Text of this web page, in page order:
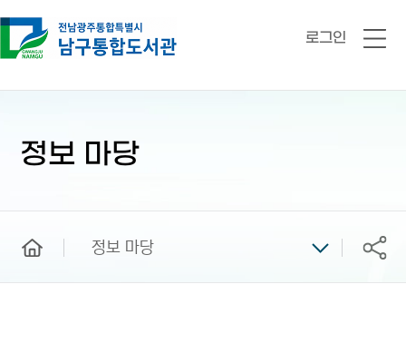
로그인
전
정보 마당
정보 마당 공유